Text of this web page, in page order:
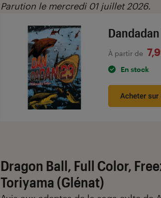
Parution le mercredi 01 juillet 2026.
À partir de
En stock
Acheter sur
Dragon Ball, Full Color,
Toriyama (Glénat)